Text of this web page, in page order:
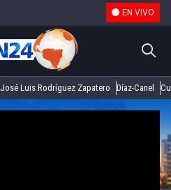
EN VIVO
José Luis Rodríguez Zapatero Díaz-Canel